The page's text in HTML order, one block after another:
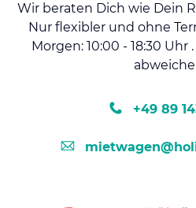
Wir beraten Dich wie Dein
Nur flexibler und ohne
Morgen: 10:00 - 18:30
+49 89